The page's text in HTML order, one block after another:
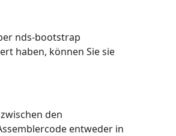
nds-bootstrap
haben, können Sie sie
den
entweder in